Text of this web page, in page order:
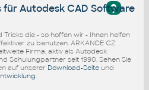
?
für Autodesk CAD Software
Tricks die - so hoffen wir - Ihnen helfen
zu benutzen. ARKANCE CZ
Firma, aktiv als Autodesk
Schulungpartner seit 1990. Sehen Sie
auf unserer Download-Seiteund